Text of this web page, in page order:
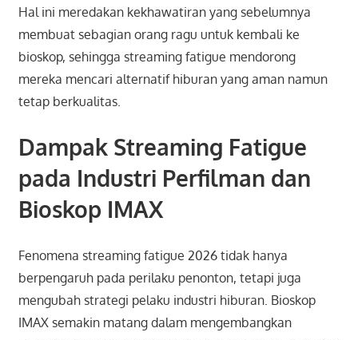
Hal ini meredakan kekhawatiran yang sebelumnya
membuat sebagian orang ragu untuk kembali ke
bioskop, sehingga streaming fatigue mendorong
mereka mencari alternatif hiburan yang aman namun
tetap berkualitas.
Dampak Streaming Fatigue
pada Industri Perfilman dan
Bioskop IMAX
Fenomena streaming fatigue 2026 tidak hanya
berpengaruh pada perilaku penonton, tetapi juga
mengubah strategi pelaku industri hiburan. Bioskop
IMAX semakin matang dalam mengembangkan